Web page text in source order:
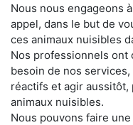
Nous nous engageons
appel, dans le but de
ces animaux nuisibles
Nos professionnels ont
besoin de nos
réactifs et agir
animaux nuisibles.
Nous pouvons faire